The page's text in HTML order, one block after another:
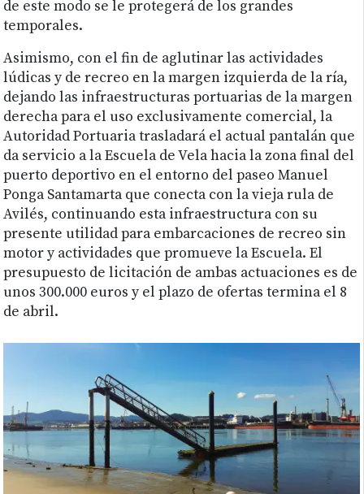
de este modo se le protegerá de los grandes
temporales.
Asimismo, con el fin de aglutinar las actividades
lúdicas y de recreo en la margen izquierda de la ría,
dejando las infraestructuras portuarias de la margen
derecha para el uso exclusivamente comercial, la
Autoridad Portuaria trasladará el actual pantalán que
da servicio a la Escuela de Vela hacia la zona final del
puerto deportivo en el entorno del paseo Manuel
Ponga Santamarta que conecta con la vieja rula de
Avilés, continuando esta infraestructura con su
presente utilidad para embarcaciones de recreo sin
motor y actividades que promueve la Escuela. El
presupuesto de licitación de ambas actuaciones es de
unos 300.000 euros y el plazo de ofertas termina el 8
de abril.